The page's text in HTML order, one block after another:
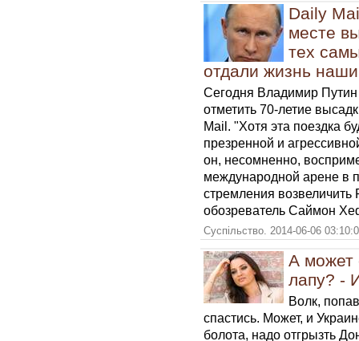
Daily
месте
тех
отдали жизнь
Сегодня Владимир
отметить 70-летие
Mail. "Хотя эта поездка
презренной и
он, несомненно,
международной арене в
стремления
обозреватель Саймон
Суспільство. 2014-06-06
А может
лапу? -
Волк,
спастись. Может, и
болота, надо отгрызть